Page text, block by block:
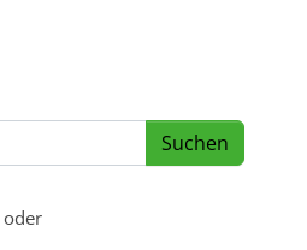
oder